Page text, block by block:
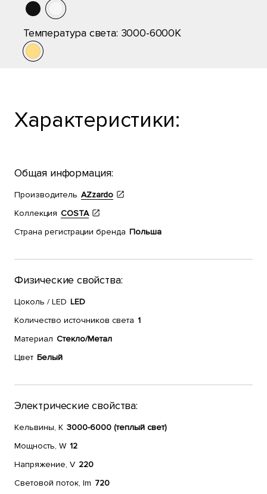
Температура света: 3000-6000K
Характеристики:
Общая информация:
Производитель AZzardo
Коллекция COSTA
Страна регистрации бренда Польша
Физические свойства:
Цоколь / LED LED
Количество источников света 1
Материал Стекло/Метал
Цвет Белый
Электрические свойства:
Кельвины, К 3000-6000 (теплый свет)
Мощность, W 12
Напряжение, V 220
Световой поток, lm 720